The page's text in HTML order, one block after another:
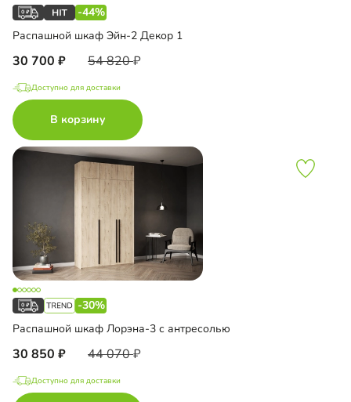
-44%
Распашной шкаф Эйн-2 Декор 1
30 700 54 820
Доступно для доставки
В корзину
-30%
Распашной шкаф Лорэна-3 с антресолью
30 850 44 070
Доступно для доставки